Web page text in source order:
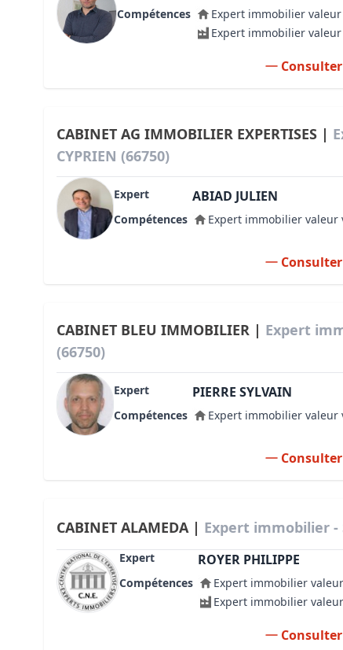
Compétences
Expert immobilier
Expert immobilier
CABINET AG IMMOBILIER EXPERTISES |
CYPRIEN (66750)
Expert ABIAD JULIEN
Compétences Expert immobilier
CABINET BLEU IMMOBILIER | Expert
(66750)
Expert PIERRE SYLVAIN
Compétences Expert immobilier
CABINET ALAMEDA | Expert immobilier -
Expert ROYER PHILIPPE
Compétences
Expert immobilier
Expert immobilier